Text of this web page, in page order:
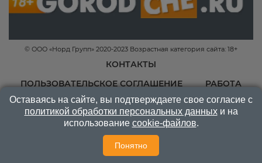
© ООО «Норд Групп» 2020-2023 Возрастная категория сайта: 18+
КОНТАКТЫ
ПОЛЬЗОВАТЕЛЬСКОЕ СОГЛАШЕНИЕ
РАБОТА
Оставаясь на сайте, вы подтверждаете свое согласие с
политикой обработки персональных данныхи на
использование cookie-файлов.
Понятно